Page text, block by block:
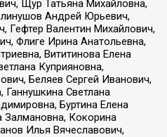
Щур Татьяна Михайловна,
Андрей Юрьевич,
Гефтер Валентин Михайлович,
Флиге Ирина Анатольевна,
Вититинова Елена
Куприяновна,
Беляев Сергей Иванович,
Ганнушкина Светлана
Буртина Елена
Кокорина
Илья Вячеславович,